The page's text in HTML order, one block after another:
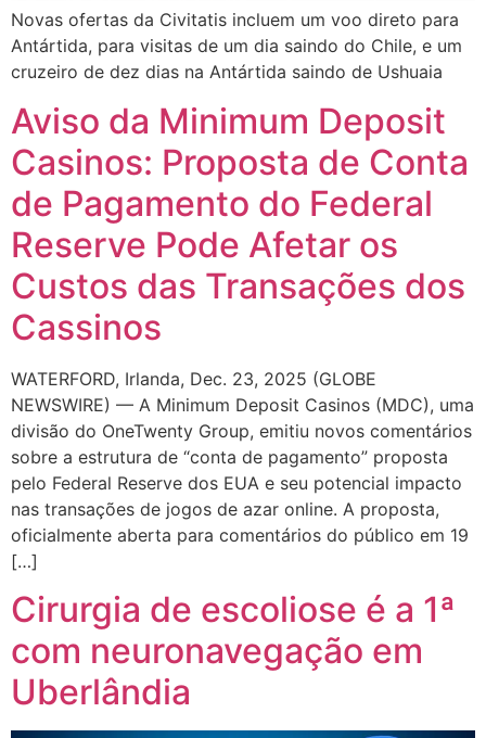
Novas ofertas da Civitatis incluem um voo direto para
Antártida, para visitas de um dia saindo do Chile, e um
cruzeiro de dez dias na Antártida saindo de Ushuaia
Aviso da Minimum Deposit
Casinos: Proposta de Conta
de Pagamento do Federal
Reserve Pode Afetar os
Custos das Transações dos
Cassinos
WATERFORD, Irlanda, Dec. 23, 2025 (GLOBE
NEWSWIRE) — A Minimum Deposit Casinos (MDC), uma
divisão do OneTwenty Group, emitiu novos comentários
sobre a estrutura de “conta de pagamento” proposta
pelo Federal Reserve dos EUA e seu potencial impacto
nas transações de jogos de azar online. A proposta,
oficialmente aberta para comentários do público em 19
[…]
Cirurgia de escoliose é a 1ª
com neuronavegação em
Uberlândia